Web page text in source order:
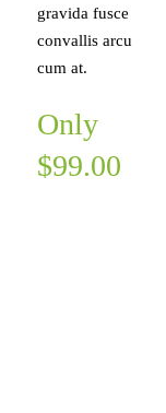
gravida fusce
convallis arcu
cum at.
Only
$99.00